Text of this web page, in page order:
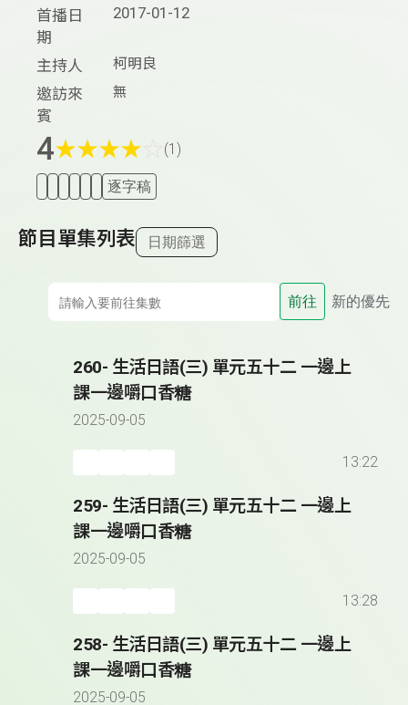
首播日
期
2017-01-12
主持人 柯明良
邀訪來
賓
無
4★★★★ (1)
逐字稿
節目單集列表 日期篩選
前往 新的優先
260- 生活日語(三) 單元五十二 一邊上
課一邊嚼口香糖
2025-09-05
13:22
259- 生活日語(三) 單元五十二 一邊上
課一邊嚼口香糖
2025-09-05
13:28
258- 生活日語(三) 單元五十二 一邊上
課一邊嚼口香糖
2025-09-05